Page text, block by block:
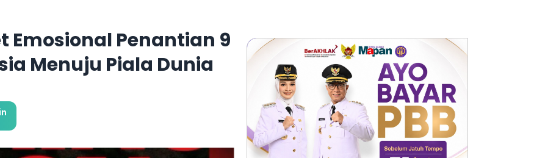
Emosional Penantian 9
Menuju Piala Dunia